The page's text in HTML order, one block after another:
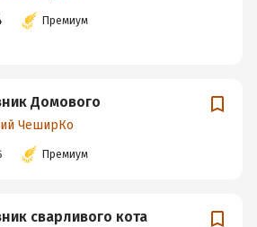
Премиум
Домового
ЧеширКо
Премиум
сварливого кота